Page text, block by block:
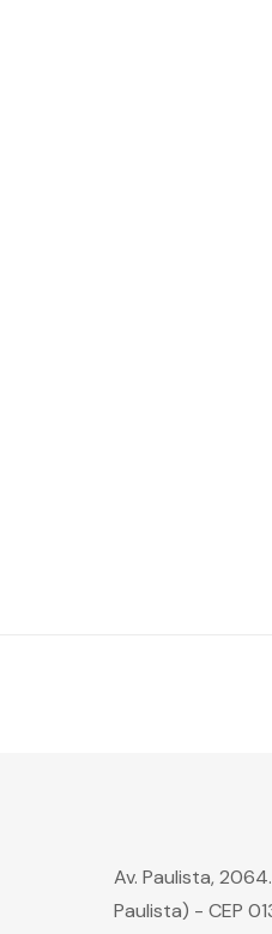
Av. Paulista,
Paulista) - CEP